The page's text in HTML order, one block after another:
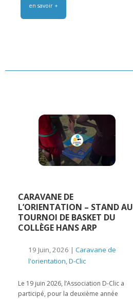
en savoir +
CARAVANE DE
L’ORIENTATION – STAND AU
TOURNOI DE BASKET DU
COLLÈGE HANS ARP
19 Juin, 2026 | Caravane de
l'orientation,D-Clic
Le 19 juin 2026, l’Association D-Clic a
participé, pour la deuxième année